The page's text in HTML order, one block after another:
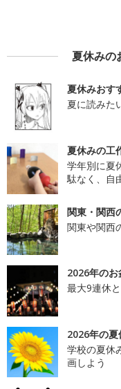
夏休みの
夏休みおす
夏に読みた
夏休みの工
学年別に夏
駄なく、自
関東・関西
関東や関西
2026年のお
最大9連休
2026年の夏
学校の夏休
画しよう